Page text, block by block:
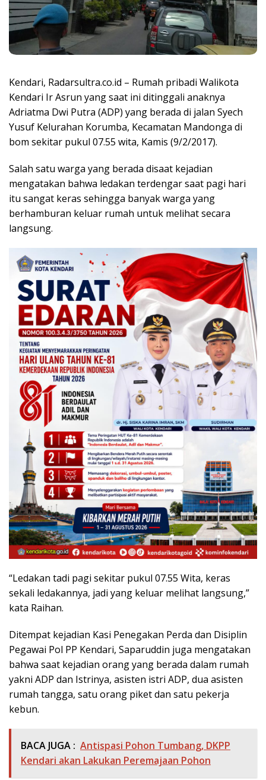
Kendari, Radarsultra.co.id – Rumah pribadi Walikota
Kendari Ir Asrun yang saat ini ditinggali anaknya
Adriatma Dwi Putra (ADP) yang berada di jalan Syech
Yusuf Kelurahan Korumba, Kecamatan Mandonga di
bom sekitar pukul 07.55 wita, Kamis (9/2/2017).
Salah satu warga yang berada disaat kejadian
mengatakan bahwa ledakan terdengar saat pagi hari
itu sangat keras sehingga banyak warga yang
berhamburan keluar rumah untuk melihat secara
langsung.
“Ledakan tadi pagi sekitar pukul 07.55 Wita, keras
sekali ledakannya, jadi yang keluar melihat langsung,”
kata Raihan.
Ditempat kejadian Kasi Penegakan Perda dan Disiplin
Pegawai Pol PP Kendari, Saparuddin juga mengatakan
bahwa saat kejadian orang yang berada dalam rumah
yakni ADP dan Istrinya, asisten istri ADP, dua asisten
rumah tangga, satu orang piket dan satu pekerja
kebun.
BACA JUGA : Antispasi Pohon Tumbang, DKPP
Kendari akan Lakukan Peremajaan Pohon